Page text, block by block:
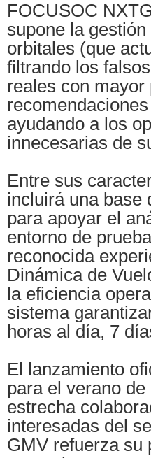
FOCUSOC
supone la
orbitales (que
filtrando los
reales con
ayudando a los
innecesarias de
Entre sus
incluirá una base
para apoyar el
entorno de
reconocida
Dinámica de
la eficiencia
sistema
horas al día, 7
El lanzamiento
para el verano
estrecha
interesadas del
GMV refuerza su